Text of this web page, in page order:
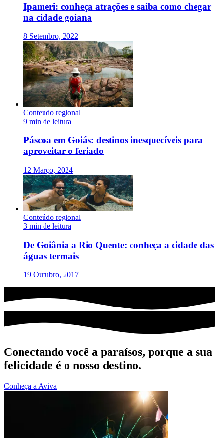
Ipameri: conheça atrações e saiba como chegar
na cidade goiana
8 Setembro, 2022
Conteúdo regional
9 min de leitura
Páscoa em Goiás: destinos inesquecíveis para
aproveitar o feriado
12 Março, 2024
Conteúdo regional
3 min de leitura
De Goiânia a Rio Quente: conheça a cidade das
águas termais
19 Outubro, 2017
Conectando você a paraísos, porque a sua
felicidade é o nosso destino.
Conheça a Aviva